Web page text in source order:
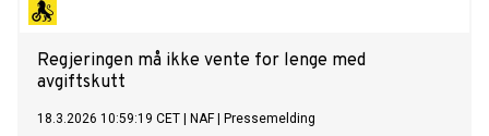
Regjeringen må ikke vente for lenge med
avgiftskutt
18.3.2026 10:59:19 CET NAF| Pressemelding